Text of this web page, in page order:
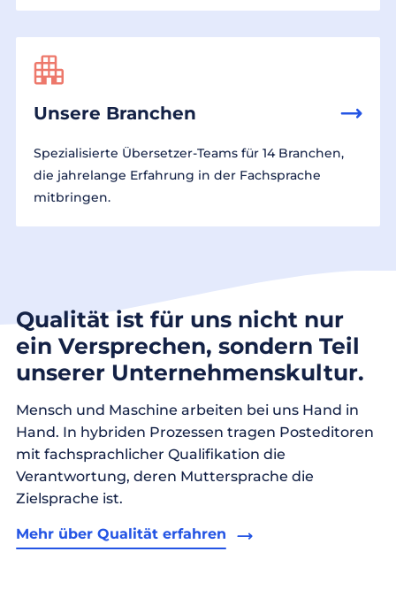
Unsere Branchen
Spezialisierte Übersetzer-Teams für 14 Branchen,
die jahrelange Erfahrung in der Fachsprache
mitbringen.
Qualität ist für uns nicht nur
ein Versprechen, sondern Teil
unserer Unternehmenskultur.
Mensch und Maschine arbeiten bei uns Hand in
Hand. In hybriden Prozessen tragen Posteditoren
mit fachsprachlicher Qualifikation die
Verantwortung, deren Muttersprache die
Zielsprache ist.
Mehr über Qualität erfahren